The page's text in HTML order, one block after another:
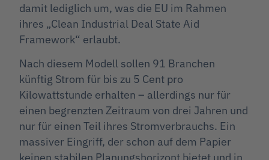
damit lediglich um, was die EU im Rahmen
ihres „Clean Industrial Deal State Aid
Framework“ erlaubt.
Nach diesem Modell sollen 91 Branchen
künftig Strom für bis zu 5 Cent pro
Kilowattstunde erhalten – allerdings nur für
einen begrenzten Zeitraum von drei Jahren und
nur für einen Teil ihres Stromverbrauchs. Ein
massiver Eingriff, der schon auf dem Papier